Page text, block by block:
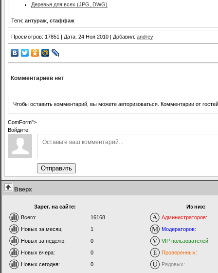
Деревья для всех (JPG, DWG)
Теги: антураж стаффаж
Просмотров: 17851 | Дата: 24 Ноя 2010 | Добавил: andrey
Комментариев нет
Чтобы оставить комментарий, вы можете авторизоваться. Комментарии от
ComForm">
Войдите:
Отправить
Вверх
Зарег. на сайте:
Всего:
16168
Новых за месяц:
1
Новых за неделю:
0
Новых вчера:
0
Новых сегодня:
0
Из них:
Администраторов:
Модераторов:
VIP пользователей:
Проверенных:
Рядовых: